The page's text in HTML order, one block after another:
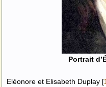
Portrait
Eléonore et Elisabeth Duplay[